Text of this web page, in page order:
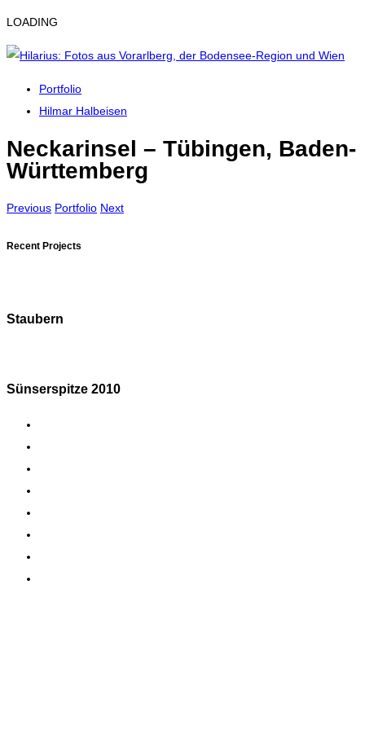
LOADING
Portfolio
Hilmar Halbeisen
Neckarinsel – Tübingen, Baden-
Württemberg
Previous Portfolio Next
Recent Projects
Staubern
Sünserspitze 2010